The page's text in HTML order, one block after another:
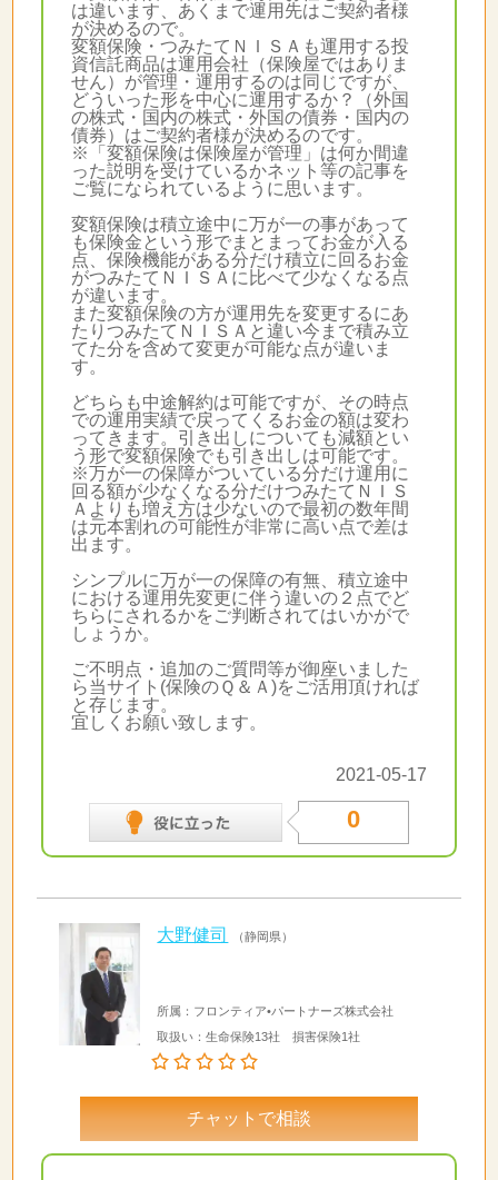
は違います、あくまで運用先はご契約者様
が決めるので。
変額保険・つみたてＮＩＳＡも運用する投
資信託商品は運用会社（保険屋ではありま
せん）が管理・運用するのは同じですが、
どういった形を中心に運用するか？（外国
の株式・国内の株式・外国の債券・国内の
債券）はご契約者様が決めるのです。
※「変額保険は保険屋が管理」は何か間違
った説明を受けているかネット等の記事を
ご覧になられているように思います。
変額保険は積立途中に万が一の事があって
も保険金という形でまとまってお金が入る
点、保険機能がある分だけ積立に回るお金
がつみたてＮＩＳＡに比べて少なくなる点
が違います。
また変額保険の方が運用先を変更するにあ
たりつみたてＮＩＳＡと違い今まで積み立
てた分を含めて変更が可能な点が違いま
す。
どちらも中途解約は可能ですが、その時点
での運用実績で戻ってくるお金の額は変わ
ってきます。引き出しについても減額とい
う形で変額保険でも引き出しは可能です。
※万が一の保障がついている分だけ運用に
回る額が少なくなる分だけつみたてＮＩＳ
Ａよりも増え方は少ないので最初の数年間
は元本割れの可能性が非常に高い点で差は
出ます。
シンプルに万が一の保障の有無、積立途中
における運用先変更に伴う違いの２点でど
ちらにされるかをご判断されてはいかがで
しょうか。
ご不明点・追加のご質問等が御座いました
ら当サイト(保険のＱ＆Ａ)をご活用頂ければ
と存じます。
宜しくお願い致します。
2021-05-17
0
大野健司 （静岡県）
所属：フロンティア•パートナーズ株式会社
取扱い：生命保険13社 損害保険1社
チャットで相談